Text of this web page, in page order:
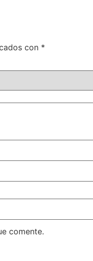
con *
comente.